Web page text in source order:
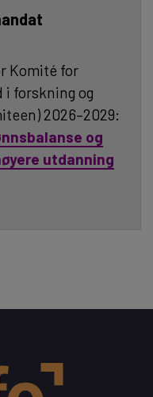
Komité for
i forskning og
2026–2029:
og
utdanning